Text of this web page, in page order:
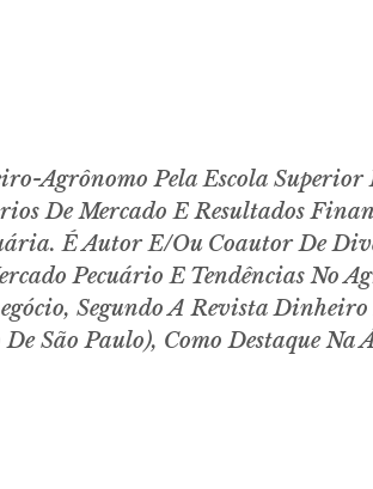
Agrônomo Pela Escola
De Mercado E Resultados
É Autor E/ou Coautor De
Pecuário E Tendências No
Segundo A Revista
São Paulo), Como Destaque